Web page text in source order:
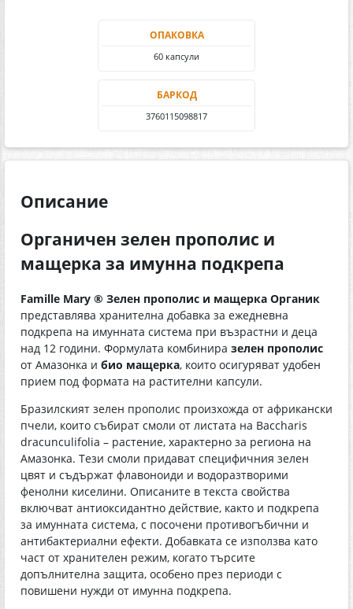
ОПАКОВКА
60 капсули
БАРКОД
3760115098817
Описание
Органичен зелен прополис и
мащерка за имунна подкрепа
Famille Mary ® Зелен прополис и мащерка Органик
представлява хранителна добавка за ежедневна
подкрепа на имунната система при възрастни и деца
над 12 години. Формулата комбинира зелен прополис
от Амазонка и био мащерка, които осигуряват удобен
прием под формата на растителни капсули.
Бразилският зелен прополис произхожда от африкански
пчели, които събират смоли от листата на Baccharis
dracunculifolia – растение, характерно за региона на
Амазонка. Тези смоли придават специфичния зелен
цвят и съдържат флавоноиди и водоразтворими
фенолни киселини. Описаните в текста свойства
включват антиоксидантно действие, както и подкрепа
за имунната система, с посочени противогъбични и
антибактериални ефекти. Добавката се използва като
част от хранителен режим, когато търсите
допълнителна защита, особено през периоди с
повишени нужди от имунна подкрепа.